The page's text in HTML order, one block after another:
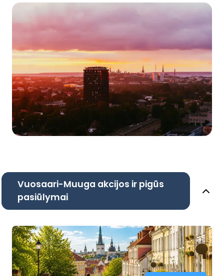
Vuosaari-Muuga akcijos ir pigūs
pasiūlymai